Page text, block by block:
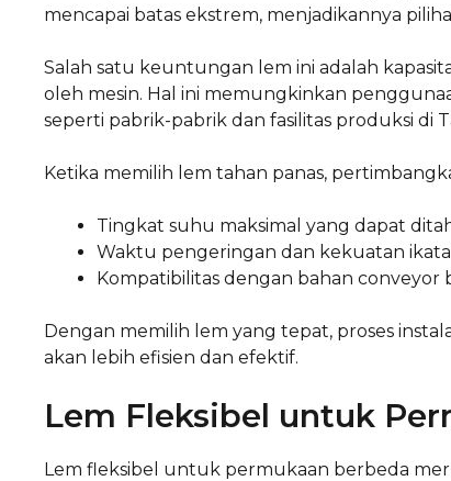
mencapai batas ekstrem, menjadikannya
Salah satu keuntungan lem ini adalah
oleh mesin. Hal ini memungkinkan
seperti pabrik-pabrik dan fasilitas produksi di
Ketika memilih lem tahan panas,
Tingkat suhu maksimal yang dapat
Waktu pengeringan dan kekuatan
Kompatibilitas dengan bahan conveyor
Dengan memilih lem yang tepat, proses
akan lebih efisien dan efektif.
Lem Fleksibel untuk
Lem fleksibel untuk permukaan berbeda